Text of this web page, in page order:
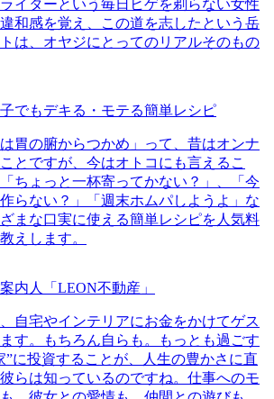
イターという毎日ヒゲを剃らない女性
和感を覚え、この道を志したという岳
は、オヤジにとってのリアルそのもの
でもデキる・モテる簡単レシピ
は胃の腑からつかめ」って、昔はオンナ
とですが、今はオトコにも言えるこ
ちょっと一杯寄ってかない？」、「今
らない？」「週末ホムパしようよ」な
まな口実に使える簡単レシピを人気料
えします。
内人「LEON不動産」
自宅やインテリアにお金をかけてゲス
す。もちろん自らも。もっとも過ごす
”に投資することが、人生の豊かさに直
らは知っているのですね。仕事へのモ